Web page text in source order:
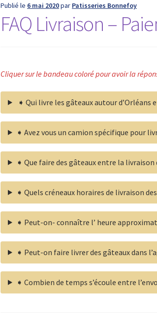
Publié le 6 mai 2020par Patisseries Bonnefoy
FAQ Livraison –
Cliquer sur le bandeau coloré pour avoir la
➧ Qui livre les gâteaux autour d’Orléans
➧ Avez vous un camion spécifique pour
➧ Que faire des gâteaux entre la
➧ Quels créneaux horaires de livraison
➧ Peut-on- connaître l’ heure
➧ Peut-on faire livrer des gâteaux dans
➧ Combien de temps s’écoule entre